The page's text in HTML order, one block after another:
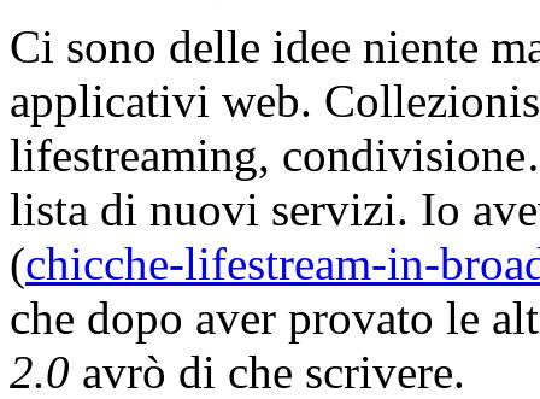
Ci sono delle idee niente
applicativi web.
lifestreaming,
lista di nuovi servizi. Io
(chicche-lifestream-in-
che dopo aver provato le
2.0 avrò di che scrivere.